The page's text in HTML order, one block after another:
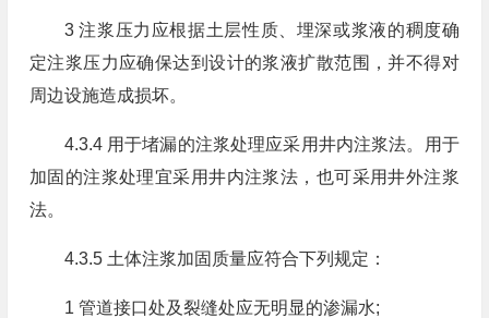
3 注浆压力应根据土层性质、埋深或浆液的稠度确
定注浆压力应确保达到设计的浆液扩散范围，并不得对
周边设施造成损坏。
4.3.4 用于堵漏的注浆处理应采用井内注浆法。用于
加固的注浆处理宜采用井内注浆法，也可采用井外注浆
法。
4.3.5 土体注浆加固质量应符合下列规定：
1 管道接口处及裂缝处应无明显的渗漏水;